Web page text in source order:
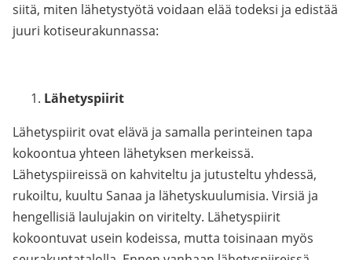
siitä, miten lähetystyötä voidaan elää todeksi ja edistää
juuri kotiseurakunnassa:
Lähetyspiirit
Lähetyspiirit ovat elävä ja samalla perinteinen tapa
kokoontua yhteen lähetyksen merkeissä.
Lähetyspiireissä on kahviteltu ja jutusteltu yhdessä,
rukoiltu, kuultu Sanaa ja lähetyskuulumisia. Virsiä ja
hengellisiä laulujakin on viritelty. Lähetyspiirit
kokoontuvat usein kodeissa, mutta toisinaan myös